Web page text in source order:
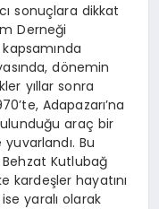
sonuçlara dikkat
Derneği
dönemin
yıllar sonra
Adapazarı’na
araç bir
Bu
Kutlubağ
kardeşler hayatını
yaralı olarak